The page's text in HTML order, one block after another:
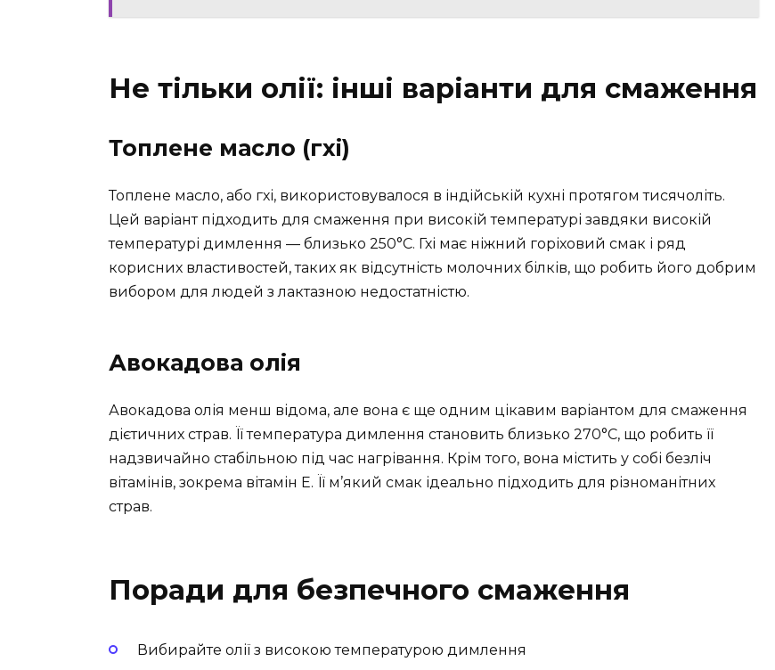
Не тільки олії: інші варіанти для смаження
Топлене масло (гхі)
Топлене масло, або гхі, використовувалося в індійській кухні протягом тисячоліть.
Цей варіант підходить для смаження при високій температурі завдяки високій
температурі димлення — близько 250°C. Гхі має ніжний горіховий смак і ряд
корисних властивостей, таких як відсутність молочних білків, що робить його добрим
вибором для людей з лактазною недостатністю.
Авокадова олія
Авокадова олія менш відома, але вона є ще одним цікавим варіантом для смаження
дієтичних страв. Її температура димлення становить близько 270°C, що робить її
надзвичайно стабільною під час нагрівання. Крім того, вона містить у собі безліч
вітамінів, зокрема вітамін E. Її м’який смак ідеально підходить для різноманітних
страв.
Поради для безпечного смаження
Вибирайте олії з високою температурою димлення